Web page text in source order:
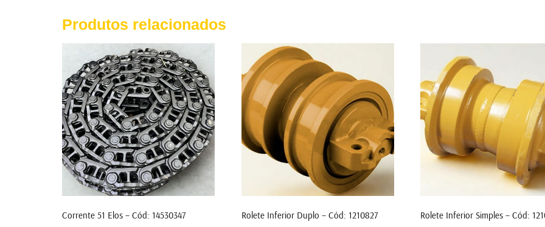
Produtos relacionados
Corrente 51 Elos – Cód: 14530347 Rolete Inferior Duplo – Cód: 1210827 Rolete Inferior Simples – Cód: